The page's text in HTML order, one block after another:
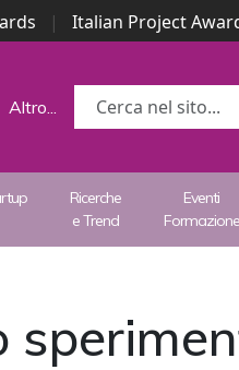
| Italian Project
Altro...
Ricerche
e Trend
Eventi
Formazione